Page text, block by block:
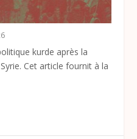
kurde après la
Cet article fournit à la